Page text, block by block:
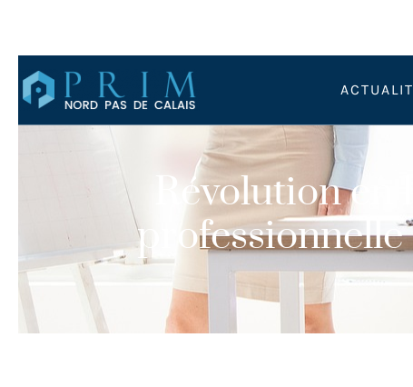
Révolution